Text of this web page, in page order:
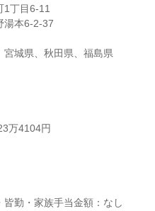
1丁目6-11
湯本6-2-37
城県、秋田県、福島県
万4104円
勤・家族手当金額：なし